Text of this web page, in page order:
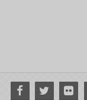
Facebook
Twitter Flickr